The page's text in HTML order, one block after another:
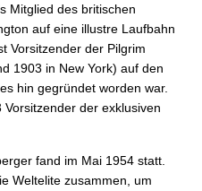
Mitglied des britischen
auf eine illustre Laufbahn
Vorsitzender der Pilgrim
1903 in New York) auf den
hin gegründet worden war.
der exklusiven
fand im Mai 1954 statt.
Weltelite zusammen, um